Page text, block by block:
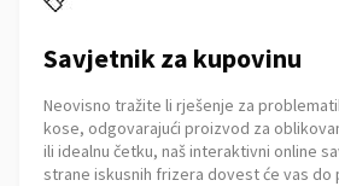
Savjetnik za kupovinu
Neovisno tražite li rješenje za
kose, odgovarajući proizvod za
ili idealnu četku, naš interaktivni online
strane iskusnih frizera dovest će vas do